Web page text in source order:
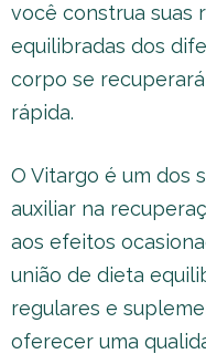
você construa suas
equilibradas dos
corpo se
rápida.
O Vitargo é um dos
auxiliar na
aos efeitos
união de dieta
regulares e
oferecer uma